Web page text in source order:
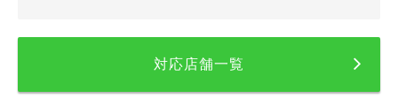
対応店舗一覧